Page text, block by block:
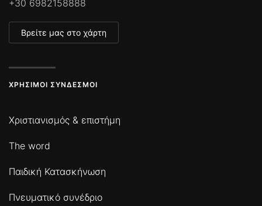
+30 6982158888
Βρείτε μας στο χάρτη
ΧΡΉΣΙΜΟΙ ΣΎΝΔΕΣΜΟΙ
Χριστιανισμός & επιστήμη
The word
Παιδική Κατασκήνωση
Πνευματικό συνέδριο